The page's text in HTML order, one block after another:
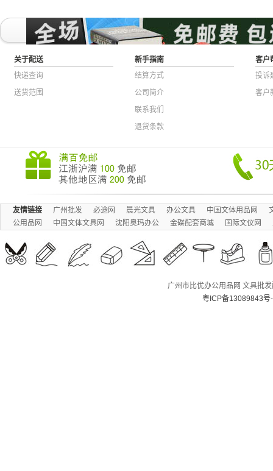
关于配送
快递查询
送货范围
新手指南
结算方式
公司简介
联系我们
退货条款
客户
投诉
客户
友情链接 广州批发 必途网 晨光文具 办公文具 中国文体用品网
公用品网
中国文体文具网 沈阳奥玛办公 金碟配套商城 国际文仪网
广州市比优办公用品网 文具批
粤ICP备13089843号